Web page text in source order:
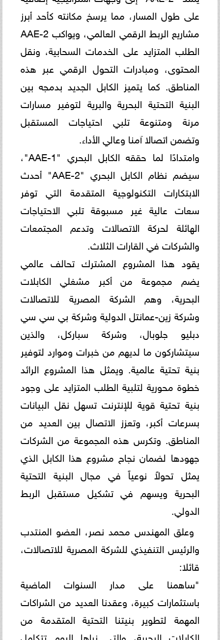
على طول المسار، مما يرسخ مكانته كأحد أبرز
مشاريع الربط الرقمي العالمي، ويواكب AAE-2
الطلب المتزايد على الخدمات السحابية، ونقل
المحتوى، ومبادرات التحول الرقمي عبر هذه
المناطق. كما يتميز الكابل الجديد بدمجه بين
البنية التحتية البحرية والبرية لتوفير مسارات
مرنة ومتنوعة تلبي احتياجات المستقبل
وتضمن اتصالا آمنا وعالي الأداء.
وامتدادًا لما حققه الكابل البحري "AAE-1"،
سيضم نظام الكابل البحري "AAE-2" أحدث
الابتكارات التكنولوجية المتقدمة التي توفر
سعات عالية غير مسبوقة تلبي الاحتياجات
الهائلة لحركة الاتصالات وتدعم المجتمعات
والشركات في القارات الثلاث.
يقود هذا المشروع المشترك تحالف عالمي
يضم مجموعة من أكبر مشغلي الكابلات
البحرية، وهم الشركة المصرية للاتصالات
وشركة زين-عمانتل الدولية وشركة بي سي سي
دبليو جلوبال، وشركة سباركل، والذين
سيتشاركون ما لديهم من خبرات وموارد لتوفير
بنية تحتية عالمية. ويمثل هذا المشروع الرائد
خطوة محورية لتلبية الطلب المتزايد على وجود
بنية تحتية قوية للإنترنت تسهل نقل البيانات
بسرعات أكبر، وتعزز الاتصال بين العديد من
المناطق. وتكرس هذه المجموعة من الشركات
جهودها لضمان نجاح مشروع هذا الكابل الذي
يمثل تحولاً نوعياً في مجال البنية التحتية
البحرية ويسهم في تشكيل مستقبل الربط
الدولي.
وعلق المهندس محمد نصر، العضو المنتدب
والرئيس التنفيذي للشركة المصرية للاتصالات،
قائلا:
"ساهمنا على مدار السنوات الماضية
باستثمارات كبيرة، وعقدنا العديد من الشراكات
المهمة لتطوير بنيتنا التحتية المتقدمة من
الكابلات البحرية، والتي نراها اليوم تتكامل